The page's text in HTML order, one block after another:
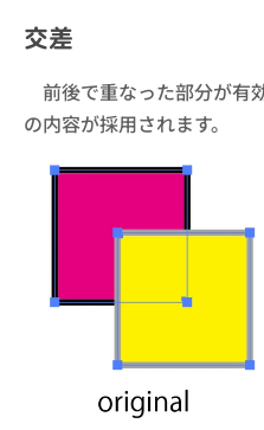
交差
前後で重なった部分が有
の内容が採用されます。